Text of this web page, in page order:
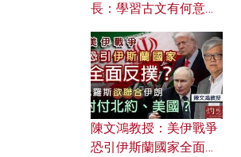
長：學習古文有何意
文之美？ 日常寫作如何
應用？
陳文鴻教授：美伊戰爭
恐引伊斯蘭國家全面反